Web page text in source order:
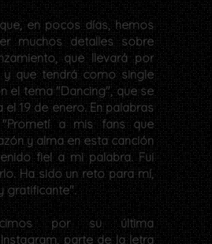
en pocos días, hemos
muchos detalles sobre
que llevará por
y que tendrá como single
el tema "Dancing", que se
19 de enero. En palabras
a mis fans que
y alma en esta canción
fiel a mi palabra. Fui
Ha sido un reto para mí,
gratificante".
por su última
parte de la letra